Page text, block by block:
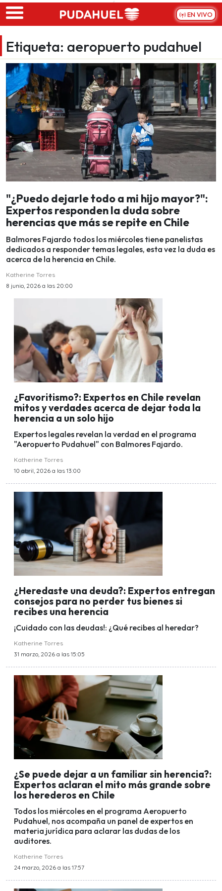
Skip to main content
EN VIVO
Etiqueta: aeropuerto pudahuel
"¿Puedo dejarle todo a mi hijo mayor?":
Expertos responden la duda sobre
herencias que más se repite en Chile
Balmores Fajardo todos los miércoles tiene panelistas
dedicados a responder temas legales, esta vez la duda es
acerca de la herencia en Chile.
Katherine Torres
8 junio, 2026 a las 20:00
¿Favoritismo?: Expertos en Chile revelan
mitos y verdades acerca de dejar toda la
herencia a un solo hijo
Expertos legales revelan la verdad en el programa
"Aeropuerto Pudahuel" con Balmores Fajardo.
Katherine Torres
10 abril, 2026 a las 13:00
¿Heredaste una deuda?: Expertos entregan
consejos para no perder tus bienes si
recibes una herencia
¡Cuidado con las deudas!: ¿Qué recibes al heredar?
Katherine Torres
31 marzo, 2026 a las 15:05
¿Se puede dejar a un familiar sin herencia?:
Expertos aclaran el mito más grande sobre
los herederos en Chile
Todos los miércoles en el programa Aeropuerto
Pudahuel, nos acompaña un panel de expertos en
materia jurídica para aclarar las dudas de los
auditores.
Katherine Torres
24 marzo, 2026 a las 17:57